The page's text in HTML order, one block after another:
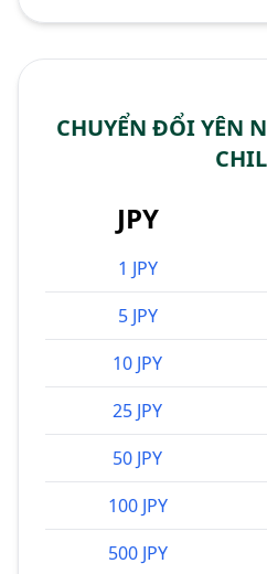
CHUYỂN ĐỔI YÊN
JPY
1 JPY
5 JPY
10 JPY
25 JPY
50 JPY
100 JPY
500 JPY